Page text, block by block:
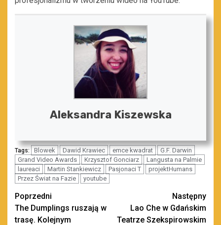
Aleksandra Kiszewska
Tags: Blowek Dawid Krawiec emce kwadrat
G.F. Darwin
Grand Video Awards
Krzysztof Gonciarz
Langusta na Palmie
laureaci
Martin Stankiewicz Pasjonaci T
projektHumans
Przez Świat na Fazie
youtube
Zobacz
wpisy
Poprzedni
The Dumplings ruszają w
trasę. Kolejnym
Następny
Lao Che w Gdańskim
Teatrze Szekspirowskim